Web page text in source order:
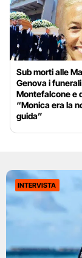
Sub morti alle
Genova i
Montefalcone e
“Monica era la
guida”
INTERVISTA